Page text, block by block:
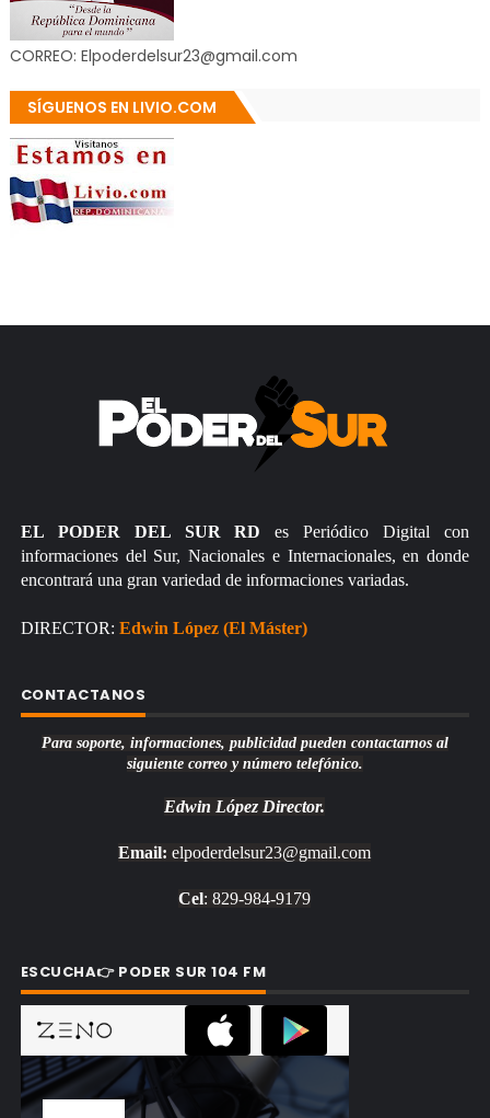
CORREO: Elpoderdelsur23@gmail.com
SÍGUENOS EN LIVIO.COM
EL PODER DEL SUR RD es Periódico Digital con
informaciones del Sur, Nacionales e Internacionales, en donde
encontrará una gran variedad de informaciones variadas.
DIRECTOR: Edwin López (El Máster)
CONTACTANOS
Para soporte, informaciones, publicidad pueden contactarnos al
siguiente correo y número telefónico.
Edwin López Director.
Email: elpoderdelsur23@gmail.com
Cel: 829-984-9179
ESCUCHA👉 PODER SUR 104 FM